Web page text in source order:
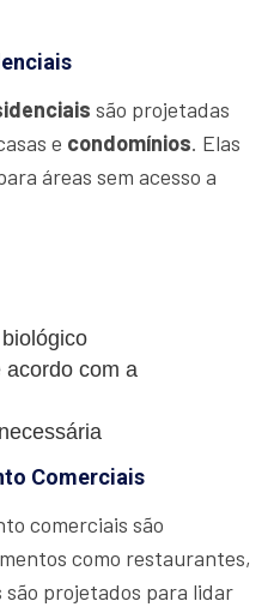
são projetadas
e condomínios. Elas
áreas sem acesso a
acordo com a
Comerciais
comerciais são
como restaurantes,
projetados para lidar